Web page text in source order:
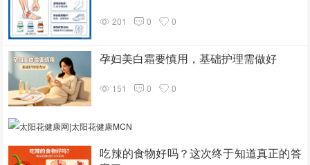
201 0 0
孕妇美白霜要慎用，基础护理需做好
151 0 0
吃辣的食物好吗？这次终于知道真正的答